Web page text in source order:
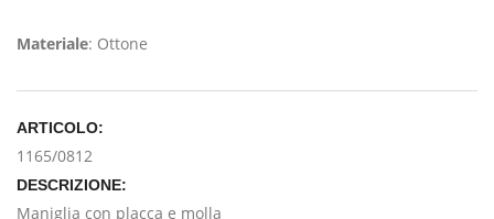
Materiale: Ottone
ARTICOLO:
1165/0812
DESCRIZIONE:
Maniglia con placca e molla